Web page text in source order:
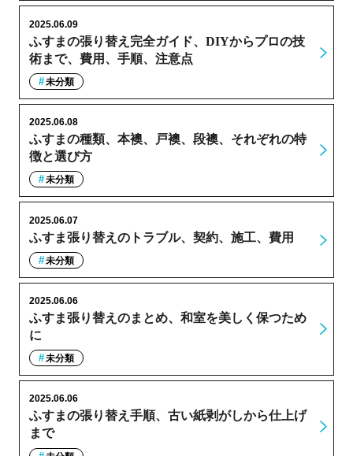
ふすまの張り替え完全ガイド、DIYからプロの技
術まで、費用、手順、注意点
2025.06.09
未分類
ふすまの種類、本襖、戸襖、段襖、それぞれの特
徴と選び方
2025.06.08
未分類
ふすま張り替えのトラブル、契約、施工、費用
2025.06.07
未分類
ふすま張り替えのまとめ、和室を美しく保つため
に
2025.06.06
未分類
ふすまの張り替え手順、古い紙剥がしから仕上げ
まで
2025.06.06